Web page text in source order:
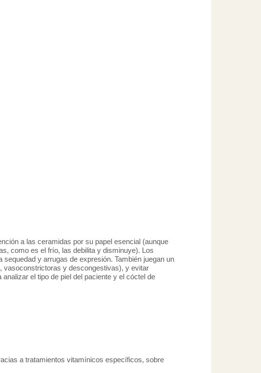
a las ceramidas por su papel esencial (aunque
como es el frío, las debilita y disminuye). Los
y arrugas de expresión. También juegan un
vasoconstrictoras y descongestivas), y evitar
el tipo de piel del paciente y el cóctel de
a tratamientos vitamínicos específicos, sobre